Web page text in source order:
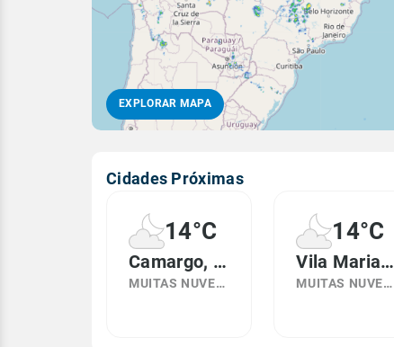
EXPLORAR MAPA
Cidades Próximas
14°C
Camargo, RS
MUITAS NUVENS
14°C
Vila Maria, RS
MUITAS NUVENS